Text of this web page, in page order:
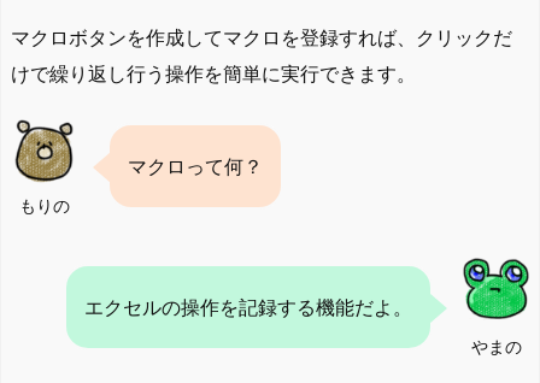
マクロボタンを作成してマクロを登録すれば、クリックだ
けで繰り返し行う操作を簡単に実行できます。
もりの
マクロって何？
やまの
エクセルの操作を記録する機能だよ。